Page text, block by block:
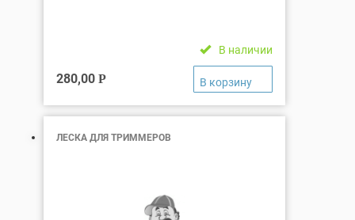
В наличии
280,00 Р
ЛЕСКА ДЛЯ ТРИММЕРОВ